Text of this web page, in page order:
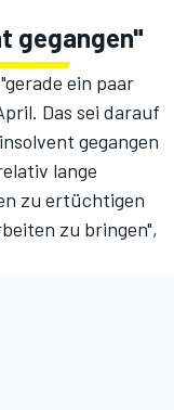
gegangen"
ein paar
Das sei darauf
gegangen
lange
zu ertüchtigen
zu bringen",